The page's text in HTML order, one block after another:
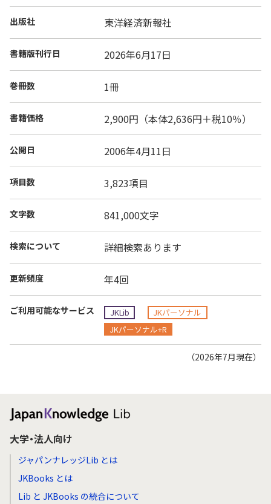
出版社 東洋経済新報社
書籍版刊行日 2026年6月17日
巻冊数 1冊
書籍価格 2,900円（本体2,636円＋税10％）
公開日 2006年4月11日
項目数 3,823項目
文字数 841,000文字
検索について 詳細検索あります
更新頻度 年4回
ご利用可能なサービス JKLib
JKパーソナル
JKパーソナル+R
（2026年7月現在）
大学・法人向け
ジャパンナレッジLib とは
JKBooks とは
Lib と JKBooks の統合について